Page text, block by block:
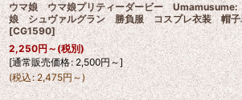
ウマ娘 ウマ娘プリティーダービー
娘 シュヴァルグラン 勝負服 コスプレ衣装 帽
[CG1590]
2,250円～(税別)
[通常販売価格: 2,500円～]
(税込: 2,475円～)